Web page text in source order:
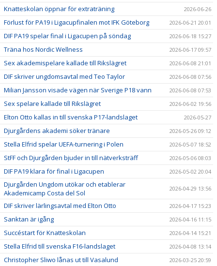
Knatteskolan öppnar för extraträning 2026-06-26
Förlust för PA19 i Ligacupfinalen mot IFK Göteborg 2026-06-21 20:01
DIF PA19 spelar final i Ligacupen på söndag 2026-06-18 15:27
Träna hos Nordic Wellness 2026-06-17 09:57
Sex akademispelare kallade till Rikslägret 2026-06-08 21:01
DIF skriver ungdomsavtal med Teo Taylor 2026-06-08 07:56
Milian Jansson visade vägen när Sverige P18 vann 2026-06-08 07:53
Sex spelare kallade till Rikslägret 2026-06-02 19:56
Elton Otto kallas in till svenska P17-landslaget 2026-05-27
Djurgårdens akademi söker tränare 2026-05-26 09:12
Stella Elfrid spelar UEFA-turnering i Polen 2026-05-07 18:52
StFF och Djurgården bjuder in till nätverksträff 2026-05-06 08:03
DIF PA19 klara för final i Ligacupen 2026-05-02 20:04
Djurgården Ungdom utökar och etablerar
Akademicamp Costa del Sol
2026-04-29 13:56
DIF skriver lärlingsavtal med Elton Otto 2026-04-17 15:23
Sanktan är igång 2026-04-16 11:15
Succéstart för Knatteskolan 2026-04-14 15:21
Stella Elfrid till svenska F16-landslaget 2026-04-08 13:14
Christopher Sliwo lånas ut till Vasalund 2026-03-25 20:59